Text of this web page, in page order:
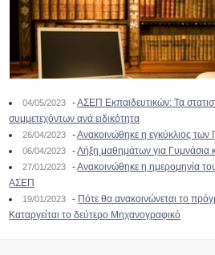
04/05/2023 -ΑΣΕΠ Εκπαιδευτικών: Τα
συμμετεχόντων ανά ειδικότητα
26/04/2023 -Ανακοινώθηκε η εγκύκλιος
06/04/2023 -Λήξη μαθημάτων για Γυμνάσια
27/01/2023 -Ανακοινώθηκε η ημερομηνία
ΑΣΕΠ
19/01/2023 - Πότε θα ανακοινώνεται το
Καταργείται το δεύτερο Μηχανογραφικό